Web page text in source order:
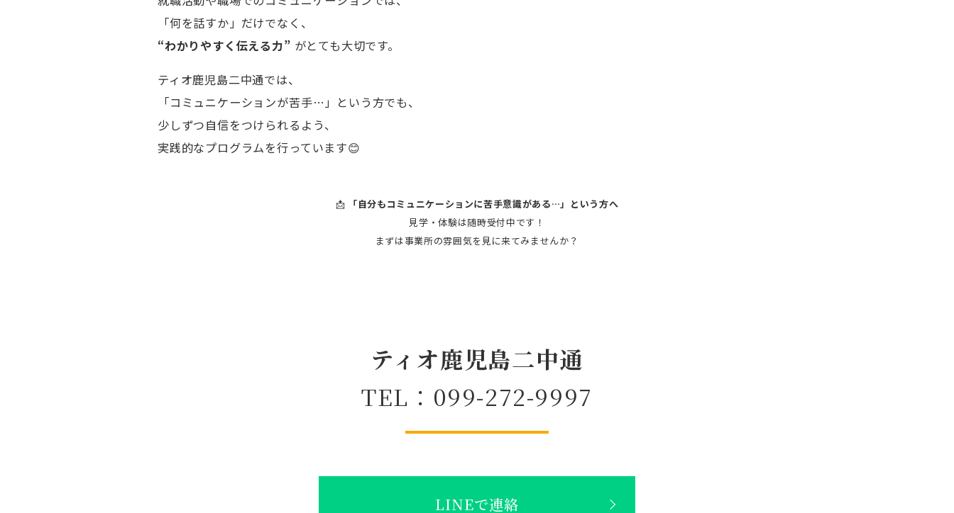
「何を話すか」だけでなく、
“わかりやすく伝える力” がとても大切です。
ティオ鹿児島二中通では、
「コミュニケーションが苦手…」という方でも、
少しずつ自信をつけられるよう、
実践的なプログラムを行っています😊
📩
「自分もコミュニケーションに苦手意識がある…」という方へ
見学・体験は随時受付中です！
まずは事業所の雰囲気を見に来てみませんか？
ティオ鹿児島二中通
TEL：099-272-9997
LINEで連絡